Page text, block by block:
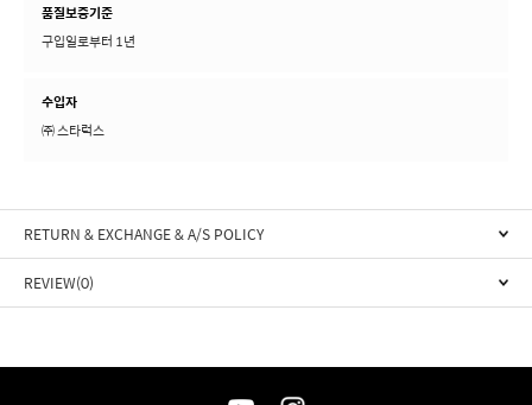
품질보증기준
구입일로부터 1년
수입자
㈜ 스타럭스
RETURN & EXCHANGE & A/S POLICY
REVIEW(0)